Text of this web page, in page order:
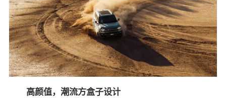
高颜值，潮流方盒子设计